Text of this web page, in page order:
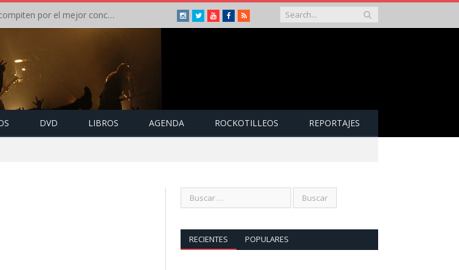
Crónica: In Flames y The Baboon Show compiten por el mejor concierto del día en el Leyendas del Rock – Viernes – Agosto 2026 Instagram
TwitterYoutubeFacebook
RSS
DVD LIBROS AGENDA ROCKOTILLEOS REPORTAJES
RECIENTES POPULARES